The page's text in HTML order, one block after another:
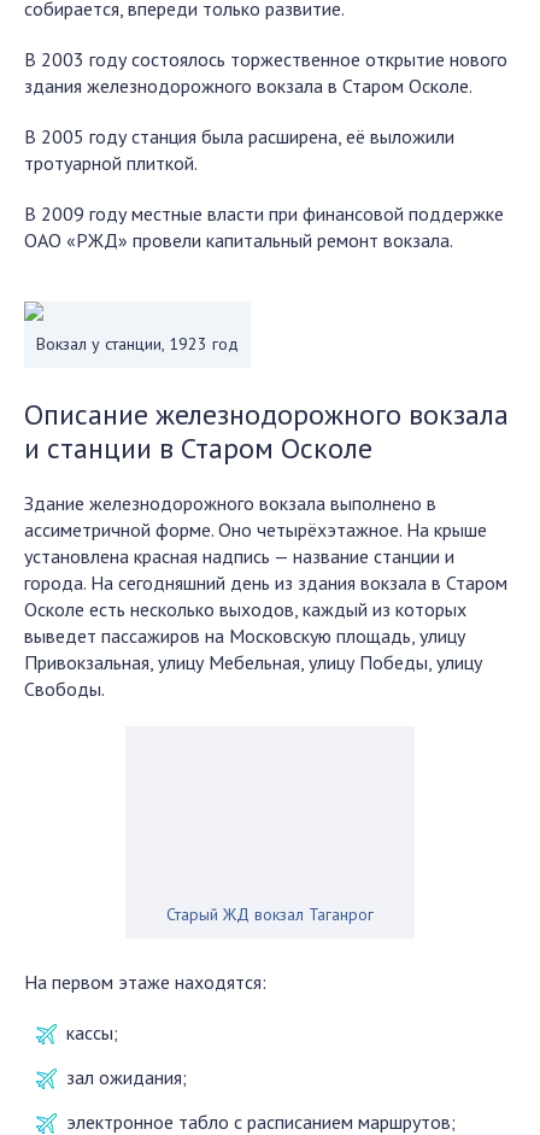
собирается, впереди только развитие.
В 2003 году состоялось торжественное открытие нового
здания железнодорожного вокзала в Старом Осколе.
В 2005 году станция была расширена, её выложили
тротуарной плиткой.
В 2009 году местные власти при финансовой поддержке
ОАО «РЖД» провели капитальный ремонт вокзала.
Вокзал у станции, 1923 год
Описание железнодорожного вокзала
и станции в Старом Осколе
Здание железнодорожного вокзала выполнено в
ассиметричной форме. Оно четырёхэтажное. На крыше
установлена красная надпись — название станции и
города. На сегодняшний день из здания вокзала в Старом
Осколе есть несколько выходов, каждый из которых
выведет пассажиров на Московскую площадь, улицу
Привокзальная, улицу Мебельная, улицу Победы, улицу
Свободы.
Старый ЖД вокзал Таганрог
На первом этаже находятся:
кассы;
зал ожидания;
электронное табло с расписанием маршрутов;